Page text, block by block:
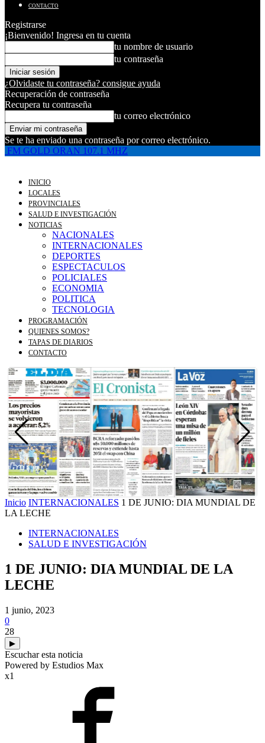
CONTACTO
Registrarse
¡Bienvenido! Ingresa en tu cuenta
tu nombre de usuario
tu contraseña
¿Olvidaste tu contraseña? consigue ayuda
Recuperación de contraseña
Recupera tu contraseña
tu correo electrónico
Se te ha enviado una contraseña por correo electrónico.
FM GOLD ORAN 107.1 MHZ
INICIO
LOCALES
PROVINCIALES
SALUD E INVESTIGACIÓN
NOTICIAS
NACIONALES
INTERNACIONALES
DEPORTES
ESPECTACULOS
POLICIALES
ECONOMIA
POLITICA
TECNOLOGIA
PROGRAMACIÓN
QUIENES SOMOS?
TAPAS DE DIARIOS
CONTACTO
Inicio INTERNACIONALES 1 DE JUNIO: DIA MUNDIAL DE
LA LECHE
INTERNACIONALES
SALUD E INVESTIGACIÓN
1 DE JUNIO: DIA MUNDIAL DE LA
LECHE
1 junio, 2023
0
28
▶
Escuchar esta noticia
Powered by Estudios Max
x1